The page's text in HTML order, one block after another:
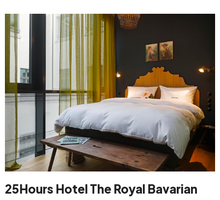
25Hours Hotel The Royal Bavarian